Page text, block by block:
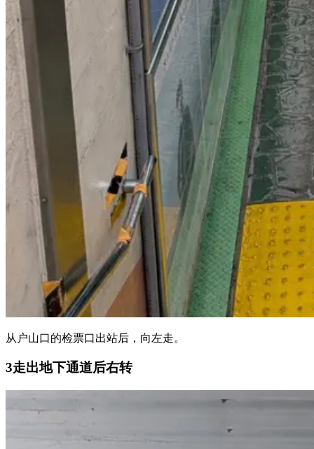
从户山口的检票口出站后，向左走。
3走出地下通道后右转